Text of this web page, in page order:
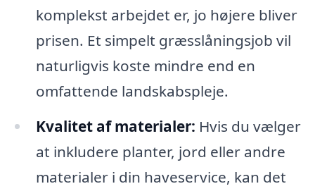
komplekst arbejdet er, jo højere bliver
prisen. Et simpelt græsslåningsjob vil
naturligvis koste mindre end en
omfattende landskabspleje.
Kvalitet af materialer: Hvis du vælger
at inkludere planter, jord eller andre
materialer i din haveservice, kan det